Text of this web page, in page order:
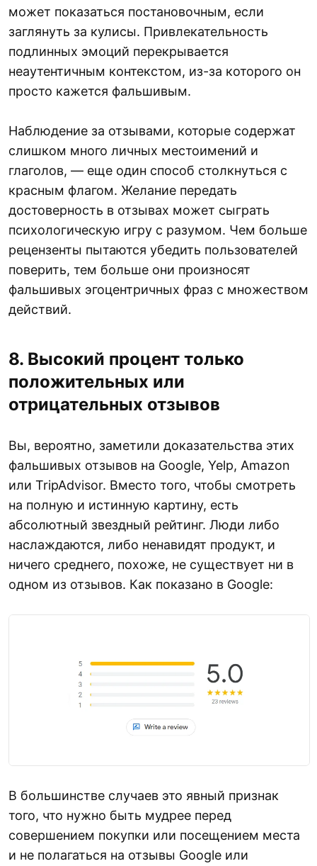
может показаться постановочным, если
заглянуть за кулисы. Привлекательность
подлинных эмоций перекрывается
неаутентичным контекстом, из-за которого он
просто кажется фальшивым.
Наблюдение за отзывами, которые содержат
слишком много личных местоимений и
глаголов, — еще один способ столкнуться с
красным флагом. Желание передать
достоверность в отзывах может сыграть
психологическую игру с разумом. Чем больше
рецензенты пытаются убедить пользователей
поверить, тем больше они произносят
фальшивых эгоцентричных фраз с множеством
действий.
8. Высокий процент только
положительных или
отрицательных отзывов
Вы, вероятно, заметили доказательства этих
фальшивых отзывов на Google, Yelp, Amazon
или TripAdvisor. Вместо того, чтобы смотреть
на полную и истинную картину, есть
абсолютный звездный рейтинг. Люди либо
наслаждаются, либо ненавидят продукт, и
ничего среднего, похоже, не существует ни в
одном из отзывов. Как показано в Google:
В большинстве случаев это явный признак
того, что нужно быть мудрее перед
совершением покупки или посещением места
и не полагаться на отзывы Google или